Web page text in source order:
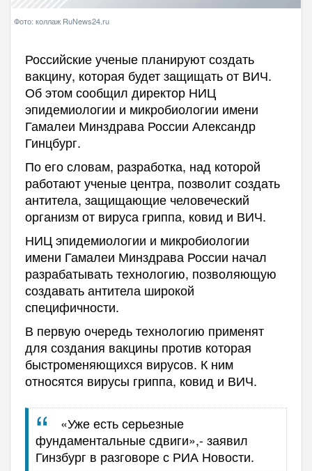
Фото: коллаж RuNews24.ru
Российские ученые планируют создать
вакцину, которая будет защищать от ВИЧ.
Об этом сообщил директор НИЦ
эпидемиологии и микробиологии имени
Гамалеи Минздрава России Александр
Гинцбург.
По его словам, разработка, над которой
работают ученые центра, позволит создать
антитела, защищающие человеческий
организм от вируса гриппа, ковид и ВИЧ.
НИЦ эпидемиологии и микробиологии
имени Гамалеи Минздрава России начал
разрабатывать технологию, позволяющую
создавать антитела широкой
специфичности.
В первую очередь технологию применят
для создания вакцины против которая
быстроменяющихся вирусов. К ним
относятся вирусы гриппа, ковид и ВИЧ.
«Уже есть серьезные
фундаментальные сдвиги»,- заявил
Гинзбург в разговоре с РИА Новости.